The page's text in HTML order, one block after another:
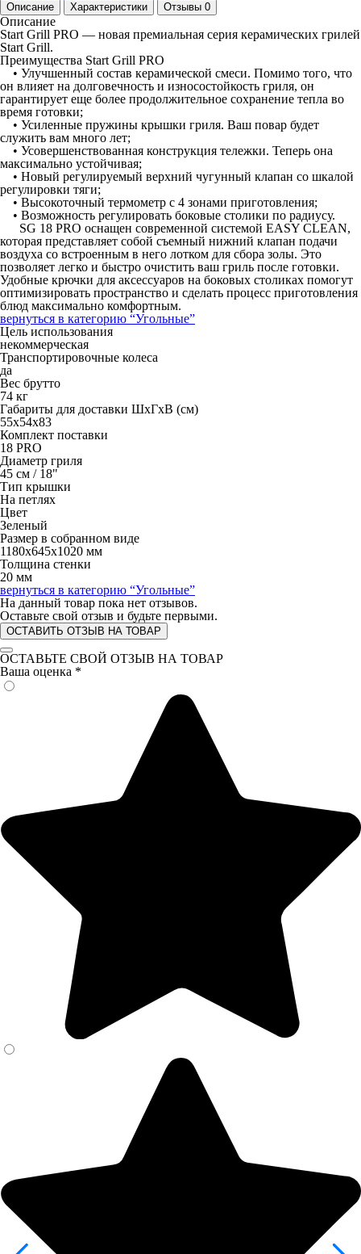
Описание Характеристики Отзывы 0
Описание
Start Grill PRO — новая премиальная серия керамических грилей
Start Grill.
Преимущества Start Grill PRO
• Улучшенный состав керамической смеси. Помимо того, что
он влияет на долговечность и износостойкость гриля, он
гарантирует еще более продолжительное сохранение тепла во
время готовки;
• Усиленные пружины крышки гриля. Ваш повар будет
служить вам много лет;
• Усовершенствованная конструкция тележки. Теперь она
максимально устойчивая;
• Новый регулируемый верхний чугунный клапан со шкалой
регулировки тяги;
• Высокоточный термометр с 4 зонами приготовления;
• Возможность регулировать боковые столики по радиусу.
SG 18 PRO оснащен современной системой EASY CLEAN,
которая представляет собой съемный нижний клапан подачи
воздуха со встроенным в него лотком для сбора золы. Это
позволяет легко и быстро очистить ваш гриль после готовки.
Удобные крючки для аксессуаров на боковых столиках помогут
оптимизировать пространство и сделать процесс приготовления
блюд максимально комфортным.
вернуться в категорию “Угольные”
Цель использования
некоммерческая
Транспортировочные колеса
да
Вес брутто
74 кг
Габариты для доставки ШхГхВ (см)
55х54х83
Комплект поставки
18 PRO
Диаметр гриля
45 см / 18"
Тип крышки
На петлях
Цвет
Зеленый
Размер в собранном виде
1180х645х1020 мм
Толщина стенки
20 мм
вернуться в категорию “Угольные”
На данный товар пока нет отзывов.
Оставьте свой отзыв и будьте первыми.
ОСТАВИТЬ ОТЗЫВ НА ТОВАР
ОСТАВЬТЕ СВОЙ ОТЗЫВ НА ТОВАР
Ваша оценка *